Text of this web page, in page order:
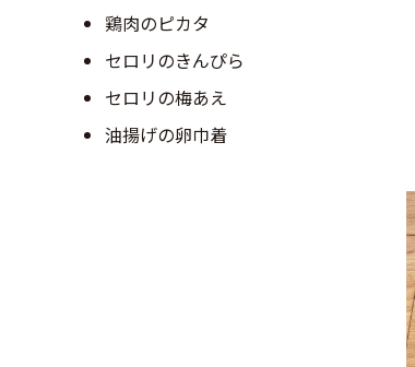
鶏肉のピカタ
セロリのきんぴら
セロリの梅あえ
油揚げの卵巾着